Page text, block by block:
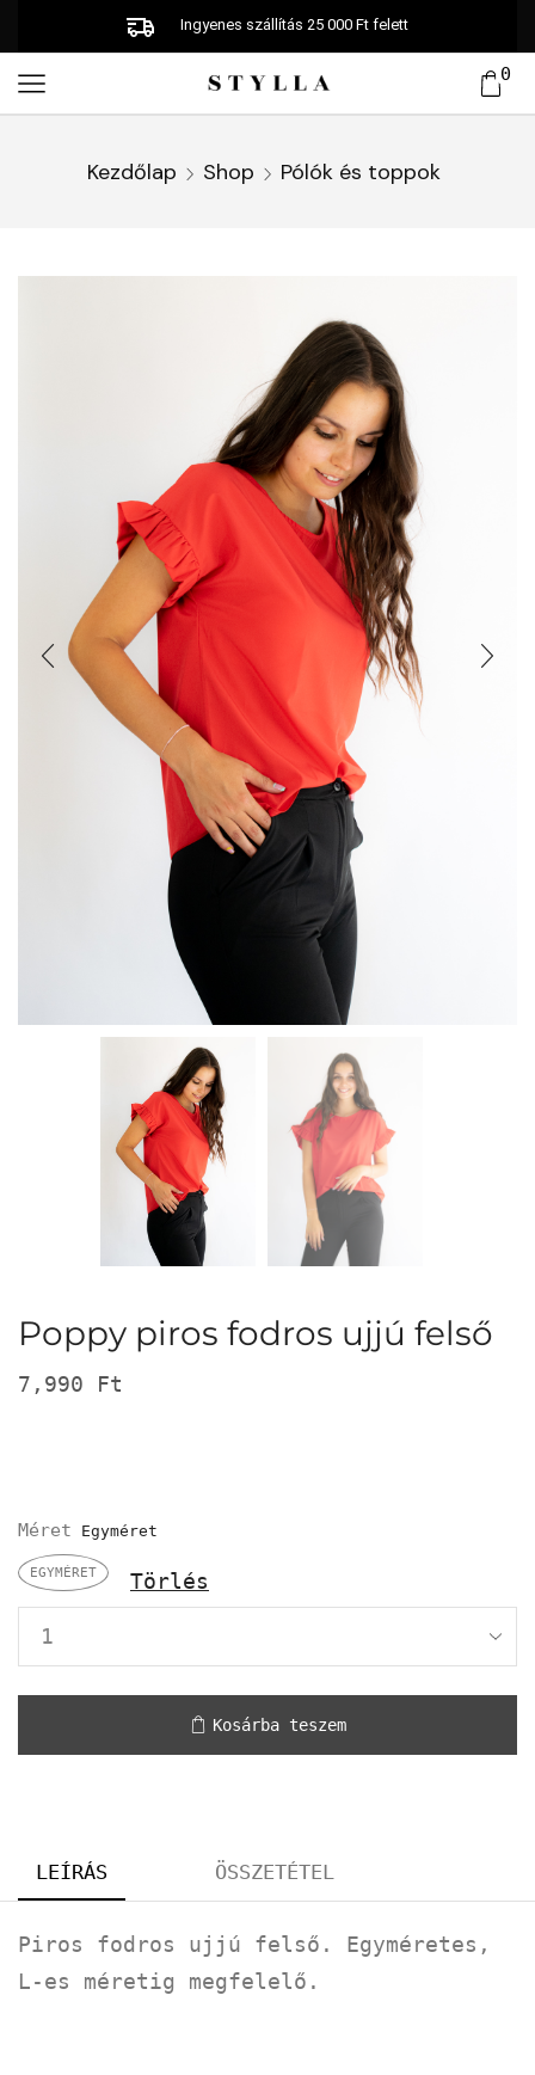
Ingyenes szállítás 25 000 Ft felett
0
Kezdőlap Shop Pólók és toppok
Poppy piros fodros ujjú felső
7,990 Ft
Méret
EGYMÉRET Törlés
Kosárba teszem
LEÍRÁS ÖSSZETÉTEL
Piros fodros ujjú felső. Egyméretes,
L-es méretig megfelelő.